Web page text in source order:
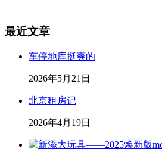
最近文章
车停地库挺爽的
2026年5月21日
北京租房记
2026年4月19日